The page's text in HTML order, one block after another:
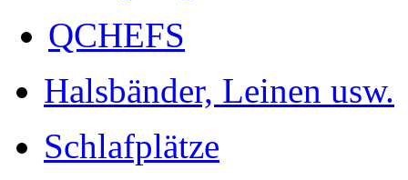
QCHEFS
Halsbänder, Leinen usw.
Schlafplätze